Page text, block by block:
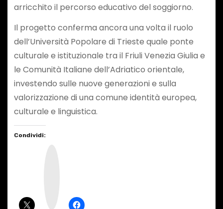
arricchito il percorso educativo del soggiorno.
Il progetto conferma ancora una volta il ruolo
dell’Università Popolare di Trieste quale ponte
culturale e istituzionale tra il Friuli Venezia Giulia e
le Comunità Italiane dell’Adriatico orientale,
investendo sulle nuove generazioni e sulla
valorizzazione di una comune identità europea,
culturale e linguistica.
Condividi: